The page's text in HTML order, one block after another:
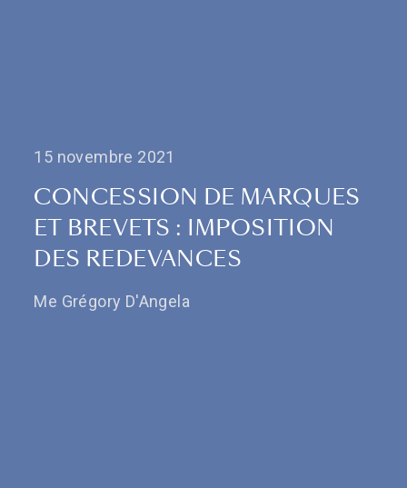
15 novembre 2021
CONCESSION DE MARQUES
ET BREVETS : IMPOSITION
DES REDEVANCES
Me Grégory D'Angela